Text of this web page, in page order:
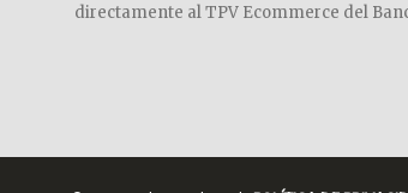
directamente al TPV Ecommerce del